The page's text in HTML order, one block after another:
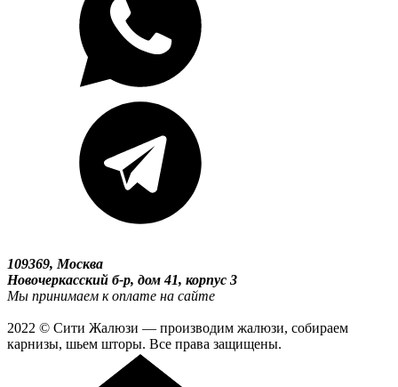
109369, Москва
Новочеркасский б-р, дом 41, корпус 3
Мы принимаем к оплате на сайте
2022 © Сити Жалюзи — производим жалюзи, собираем
карнизы, шьем шторы. Все права защищены.